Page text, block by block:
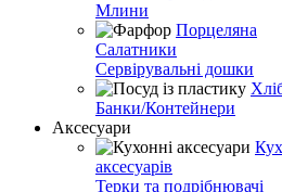
Млини
Порцеляна
Салатники
Сервірувальні дошки
Банки/Контейнери
Аксесуари
аксесуарів
Терки та подрібнювачі